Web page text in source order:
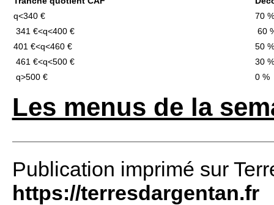
q<340 €
70 %
341 €<q<400 €
60
401 €<q<460 €
50 %
461 €<q<500 €
30 %
q>500 €
0 %
Les menus de la
Publication imprimé sur
https://terresdargentan.fr